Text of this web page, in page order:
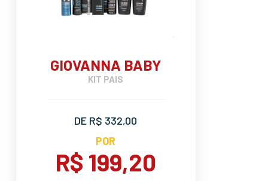
GIOVANNA BABY
KIT PAIS
DE R$ 332,00
POR
R$ 199,20